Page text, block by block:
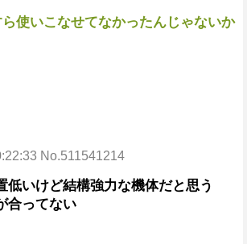
使いこなせてなかったんじゃないか
No.511541214
低いけど結構強力な機体だと思う
合ってない